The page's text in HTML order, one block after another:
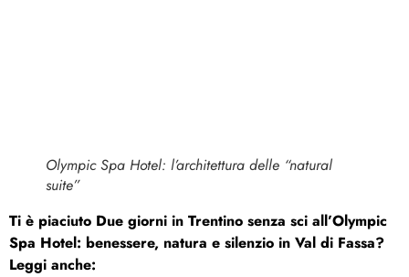
Olympic Spa Hotel: l’architettura delle “natural
suite”
Ti è piaciuto Due giorni in Trentino senza sci all’Olympic
Spa Hotel: benessere, natura e silenzio in Val di Fassa?
Leggi anche: